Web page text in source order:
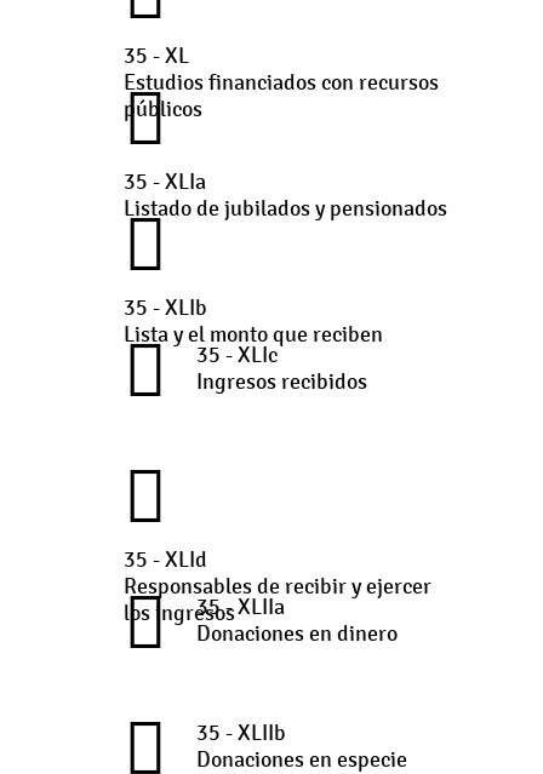
35 - XL
Estudios financiados con recursos
públicos
35 - XLIa
Listado de jubilados y pensionados
35 - XLIb
Lista y el monto que reciben
35 - XLIc
Ingresos recibidos
35 - XLId
Responsables de recibir y ejercer
los ingresos35 - XLIIa
Donaciones en dinero
35 - XLIIb
Donaciones en especie